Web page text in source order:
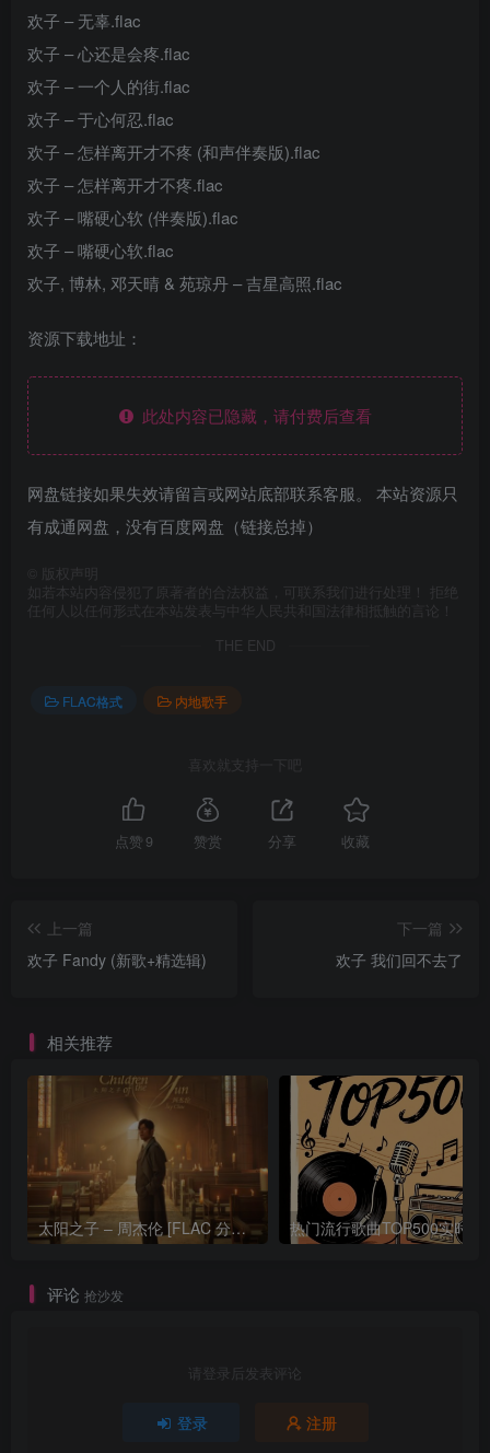
欢子 – 无辜.flac
欢子 – 心还是会疼.flac
欢子 – 一个人的街.flac
欢子 – 于心何忍.flac
欢子 – 怎样离开才不疼 (和声伴奏版).flac
欢子 – 怎样离开才不疼.flac
欢子 – 嘴硬心软 (伴奏版).flac
欢子 – 嘴硬心软.flac
欢子, 博林, 邓天晴 & 苑琼丹 – 吉星高照.flac
资源下载地址：
此处内容已隐藏，请付费后查看
网盘链接如果失效请留言或网站底部联系客服。 本站资源只
有成通网盘，没有百度网盘（链接总掉）
版权声明
如若本站内容侵犯了原著者的合法权益，可联系我们进行处理！ 拒绝
任何人以任何形式在本站发表与中华人民共和国法律相抵触的言论！
THE END
FLAC格式 内地歌手
喜欢就支持一下吧
点赞 9 赞赏 分享 收藏
上一篇
欢子 Fandy (新歌+精选辑)
下一篇
欢子 我们回不去了
相关推荐
太阳之子 – 周杰伦 [FLAC 分轨 192Khz 24bit]
评论 抢沙发
请登录后发表评论
登录 注册